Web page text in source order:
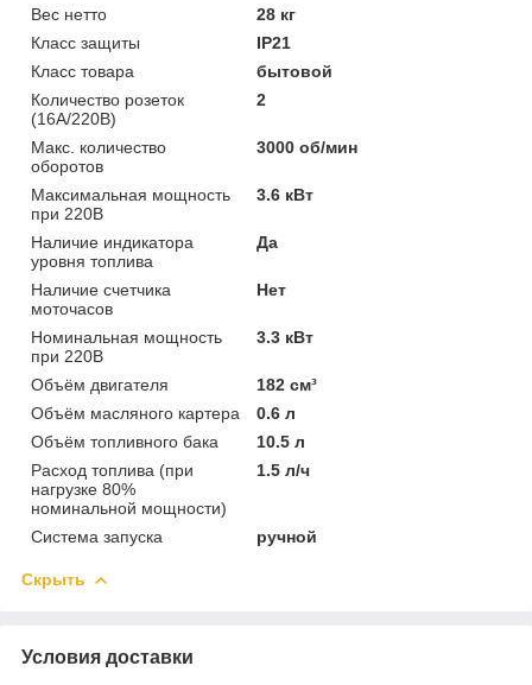
Вес нетто
28 кг
Класс защиты
IP21
Класс товара
бытовой
Количество розеток
(16А/220В)
2
Макс. количество
оборотов
3000 об/мин
Максимальная мощность
при 220В
3.6 кВт
Наличие индикатора
уровня топлива
Да
Наличие счетчика
моточасов
Нет
Номинальная мощность
при 220В
3.3 кВт
Объём двигателя
182 см³
Объём масляного картера
0.6 л
Объём топливного бака
10.5 л
Расход топлива (при
нагрузке 80%
номинальной мощности)
1.5 л/ч
Система запуска ручной
Скрыть
Условия доставки